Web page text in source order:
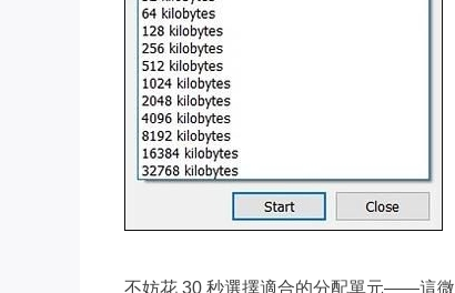
不妨花 30 秒選擇適合的分配單元——這